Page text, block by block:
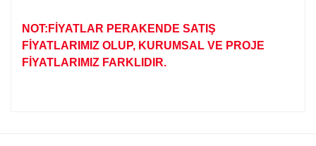
NOT:FİYATLAR PERAKENDE SATIŞ
FİYATLARIMIZ OLUP, KURUMSAL VE PROJE
FİYATLARIMIZ FARKLIDIR.